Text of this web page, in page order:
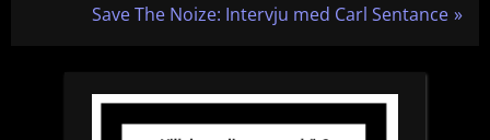
N
Save The Noize: Intervju med Carl Sentance